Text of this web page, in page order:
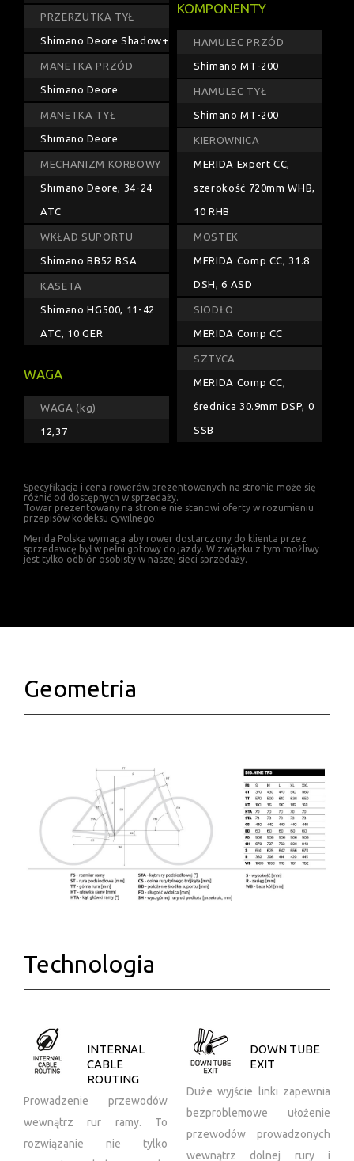
PRZERZUTKA TYŁ
Shimano Deore Shadow+
MANETKA PRZÓD
Shimano Deore
MANETKA TYŁ
Shimano Deore
MECHANIZM KORBOWY
Shimano Deore, 34-24
ATC
WKŁAD SUPORTU
Shimano BB52 BSA
KASETA
Shimano HG500, 11-42
ATC, 10 GER
WAGA
WAGA (kg)
12,37
KOMPONENTY
HAMULEC PRZÓD
Shimano MT-200
HAMULEC TYŁ
Shimano MT-200
KIEROWNICA
MERIDA Expert CC,
szerokość 720mm WHB,
10 RHB
MOSTEK
MERIDA Comp CC, 31.8
DSH, 6 ASD
SIODŁO
MERIDA Comp CC
SZTYCA
MERIDA Comp CC,
średnica 30.9mm DSP, 0
SSB
Specyfikacja i cena rowerów prezentowanych na stronie może się
różnić od dostępnych w sprzedaży.
Towar prezentowany na stronie nie stanowi oferty w rozumieniu
przepisów kodeksu cywilnego.
Merida Polska wymaga aby rower dostarczony do klienta przez
sprzedawcę był w pełni gotowy do jazdy. W związku z tym możliwy
jest tylko odbiór osobisty w naszej sieci sprzedaży.
Geometria
Technologia
INTERNAL
CABLE
ROUTING
Prowadzenie przewodów
wewnątrz rur ramy. To
rozwiązanie nie tylko
DOWN TUBE
EXIT
Duże wyjście linki zapewnia
bezproblemowe ułożenie
przewodów prowadzonych
wewnątrz dolnej rury i